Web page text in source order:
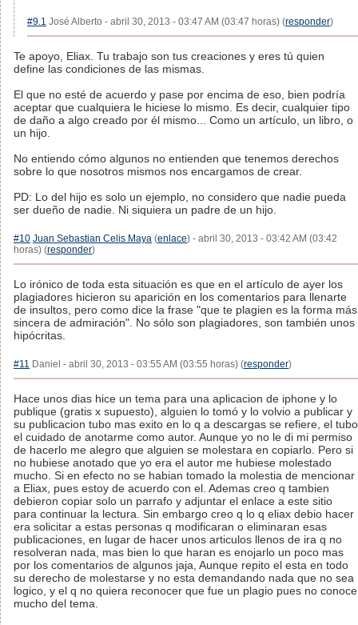
#9.1 José Alberto - abril 30, 2013 - 03:47 AM (03:47 horas) (responder)
Te apoyo, Eliax. Tu trabajo son tus creaciones y eres tú quien
define las condiciones de las mismas.
El que no esté de acuerdo y pase por encima de eso, bien podría
aceptar que cualquiera le hiciese lo mismo. Es decir, cualquier tipo
de daño a algo creado por él mismo... Como un artículo, un libro, o
un hijo.
No entiendo cómo algunos no entienden que tenemos derechos
sobre lo que nosotros mismos nos encargamos de crear.
PD: Lo del hijo es solo un ejemplo, no considero que nadie pueda
ser dueño de nadie. Ni siquiera un padre de un hijo.
#10 Juan Sebastian Celis Maya (enlace) - abril 30, 2013 - 03:42 AM (03:42
horas) (responder)
Lo irónico de toda esta situación es que en el artículo de ayer los
plagiadores hicieron su aparición en los comentarios para llenarte
de insultos, pero como dice la frase "que te plagien es la forma más
sincera de admiración". No sólo son plagiadores, son también unos
hipócritas.
#11 Daniel - abril 30, 2013 - 03:55 AM (03:55 horas) (responder)
Hace unos dias hice un tema para una aplicacion de iphone y lo
publique (gratis x supuesto), alguien lo tomó y lo volvio a publicar y
su publicacion tubo mas exito en lo q a descargas se refiere, el tubo
el cuidado de anotarme como autor. Aunque yo no le di mi permiso
de hacerlo me alegro que alguien se molestara en copiarlo. Pero si
no hubiese anotado que yo era el autor me hubiese molestado
mucho. Si en efecto no se habian tomado la molestia de mencionar
a Eliax, pues estoy de acuerdo con el. Ademas creo q tambien
debieron copiar solo un parrafo y adjuntar el enlace a este sitio
para continuar la lectura. Sin embargo creo q lo q eliax debio hacer
era solicitar a estas personas q modificaran o eliminaran esas
publicaciones, en lugar de hacer unos articulos llenos de ira q no
resolveran nada, mas bien lo que haran es enojarlo un poco mas
por los comentarios de algunos jaja, Aunque repito el esta en todo
su derecho de molestarse y no esta demandando nada que no sea
logico, y el q no quiera reconocer que fue un plagio pues no conoce
mucho del tema.